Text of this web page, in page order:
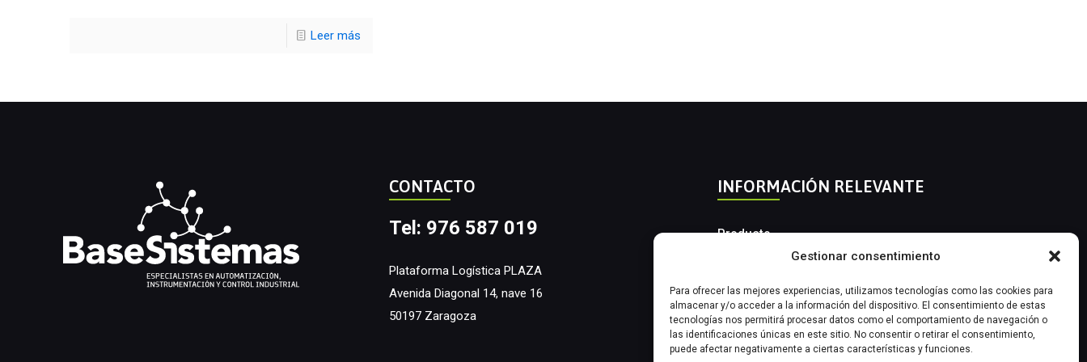
Gestionar consentimiento
Para ofrecer las mejores experiencias, utilizamos tecnologías como las cookies para
almacenar y/o acceder a la información del dispositivo. El consentimiento de estas
tecnologías nos permitirá procesar datos como el comportamiento de navegación o
las identificaciones únicas en este sitio. No consentir o retirar el consentimiento,
puede afectar negativamente a ciertas características y funciones.
Leer más
CONTACTO
Tel: 976 587 019
Plataforma Logística PLAZA
Avenida Diagonal 14, nave 16
50197 Zaragoza
INFORMACIÓN RELEVANTE
Producto
Instrumentación Industrial